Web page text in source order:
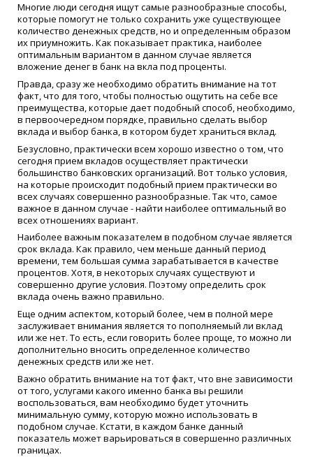
Многие люди сегодня ищут самые разнообразные способы,
которые помогут не только сохранить уже существующее
количество денежных средств, но и определенным образом
их приумножить. Как показывает практика, наиболее
оптимальным вариантом в данном случае является
вложение денег в банк на вкла под проценты.
Правда, сразу же необходимо обратить внимание на тот
факт, что для того, чтобы полностью ощутить на себе все
преимущества, которые дает подобный способ, необходимо,
в первоочередном порядке, правильно сделать выбор
вклада и выбор банка, в котором будет храниться вклад.
Безусловно, практически всем хорошо известно о том, что
сегодня прием вкладов осуществляет практически
большинство банковских организаций. Вот только условия,
на которые происходит подобный прием практически во
всех случаях совершенно разнообразные. Так что, самое
важное в данном случае - найти наиболее оптимальный во
всех отношениях вариант.
Наиболее важным показателем в подобном случае является
срок вклада. Как правило, чем меньше данный период
времени, тем большая сумма зарабатывается в качестве
процентов. Хотя, в некоторых случаях существуют и
совершенно другие условия. Поэтому определить срок
вклада очень важно правильно.
Еще одним аспектом, который более, чем в полной мере
заслуживает внимания является то пополняемый ли вклад
или же нет. То есть, если говорить более проще, то можно ли
дополнительно вносить определенное количество
денежных средств или же нет.
Важно обратить внимание на тот факт, что вне зависимости
от того, услугами какого именно банка вы решили
воспользоваться, вам необходимо будет уточнить
минимальную сумму, которую можно использовать в
подобном случае. Кстати, в каждом банке данный
показатель может варьироваться в совершенно различных
границах.